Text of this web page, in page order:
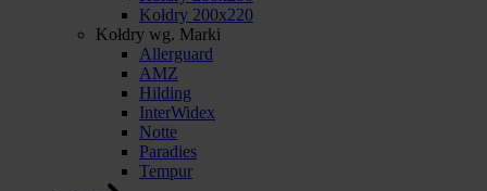
Kołdry 200x220
Kołdry wg. Marki
Allerguard
AMZ
Hilding
InterWidex
Notte
Paradies
Tempur